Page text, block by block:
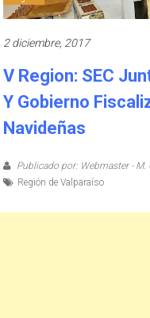
2 diciembre, 2017
V Region: SEC
Y Gobierno
Navideñas
Publicado por: Webmaster - M.
Región de Valparaíso